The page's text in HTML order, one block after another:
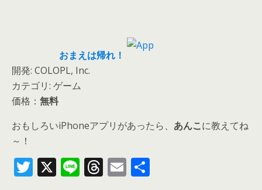
おまえは帰れ！
開発: COLOPL, Inc.
カテゴリ: ゲーム
価格： 無料
おもしろいiPhoneアプリがあったら、 あんこに教えてね
～！
T X Li T E